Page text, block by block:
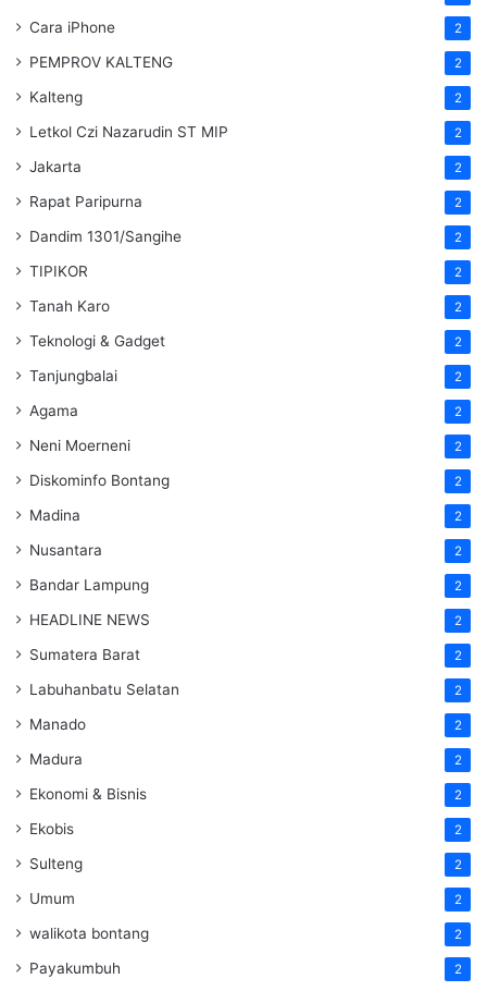
Cara iPhone 2
PEMPROV KALTENG 2
Kalteng 2
Letkol Czi Nazarudin ST MIP 2
Jakarta 2
Rapat Paripurna 2
Dandim 1301/Sangihe 2
TIPIKOR 2
Tanah Karo 2
Teknologi & Gadget 2
Tanjungbalai 2
Agama 2
Neni Moerneni 2
Diskominfo Bontang 2
Madina 2
Nusantara 2
Bandar Lampung 2
HEADLINE NEWS 2
Sumatera Barat 2
Labuhanbatu Selatan 2
Manado 2
Madura 2
Ekonomi & Bisnis 2
Ekobis 2
Sulteng 2
Umum 2
walikota bontang 2
Payakumbuh 2